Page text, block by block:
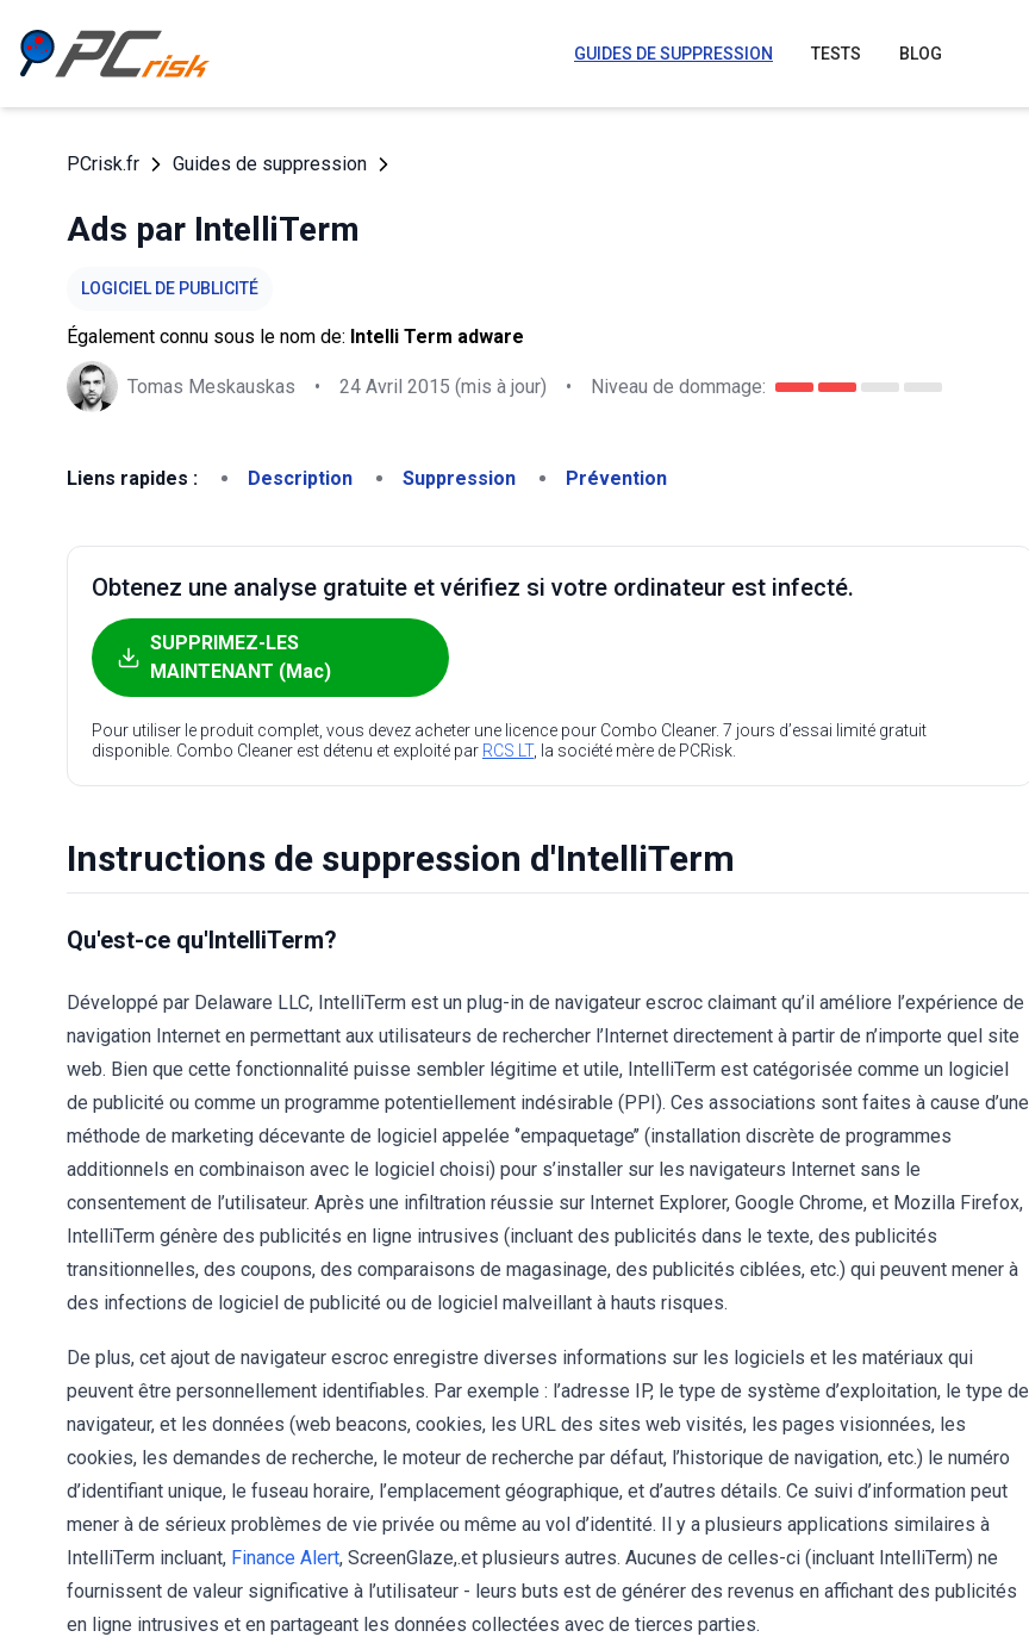
GUIDES DE SUPPRESSION TESTS BLOG
PCrisk.fr Guides de suppression
Ads par IntelliTerm
LOGICIEL DE PUBLICITÉ
Également connu sous le nom de: Intelli Term adware
Tomas Meskauskas • 24 Avril 2015 (mis à jour) • Niveau de dommage:
Liens rapides : Description Suppression Prévention
Obtenez une analyse gratuite et vérifiez si votre ordinateur est infecté.
SUPPRIMEZ-LES
MAINTENANT (Mac)
Pour utiliser le produit complet, vous devez acheter une licence pour Combo Cleaner. 7 jours d’essai limité gratuit
disponible. Combo Cleaner est détenu et exploité par RCS LT, la société mère de PCRisk.
Instructions de suppression d'IntelliTerm
Qu'est-ce qu'IntelliTerm?
Développé par Delaware LLC, IntelliTerm est un plug-in de navigateur escroc claimant qu’il améliore l’expérience de
navigation Internet en permettant aux utilisateurs de rechercher l’Internet directement à partir de n’importe quel site
web. Bien que cette fonctionnalité puisse sembler légitime et utile, IntelliTerm est catégorisée comme un logiciel
de publicité ou comme un programme potentiellement indésirable (PPI). Ces associations sont faites à cause d’une
méthode de marketing décevante de logiciel appelée ‘’empaquetage’’ (installation discrète de programmes
additionnels en combinaison avec le logiciel choisi) pour s’installer sur les navigateurs Internet sans le
consentement de l’utilisateur. Après une infiltration réussie sur Internet Explorer, Google Chrome, et Mozilla Firefox,
IntelliTerm génère des publicités en ligne intrusives (incluant des publicités dans le texte, des publicités
transitionnelles, des coupons, des comparaisons de magasinage, des publicités ciblées, etc.) qui peuvent mener à
des infections de logiciel de publicité ou de logiciel malveillant à hauts risques.
De plus, cet ajout de navigateur escroc enregistre diverses informations sur les logiciels et les matériaux qui
peuvent être personnellement identifiables. Par exemple : l’adresse IP, le type de système d’exploitation, le type de
navigateur, et les données (web beacons, cookies, les URL des sites web visités, les pages visionnées, les
cookies, les demandes de recherche, le moteur de recherche par défaut, l’historique de navigation, etc.) le numéro
d’identifiant unique, le fuseau horaire, l’emplacement géographique, et d’autres détails. Ce suivi d’information peut
mener à de sérieux problèmes de vie privée ou même au vol d’identité. Il y a plusieurs applications similaires à
IntelliTerm incluant, Finance Alert, ScreenGlaze,.et plusieurs autres. Aucunes de celles-ci (incluant IntelliTerm) ne
fournissent de valeur significative à l’utilisateur - leurs buts est de générer des revenus en affichant des publicités
en ligne intrusives et en partageant les données collectées avec de tierces parties.